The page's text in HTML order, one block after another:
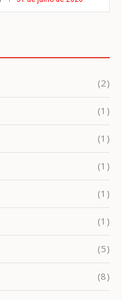
(2)
(1)
(1)
(1)
(1)
(1)
(5)
(8)